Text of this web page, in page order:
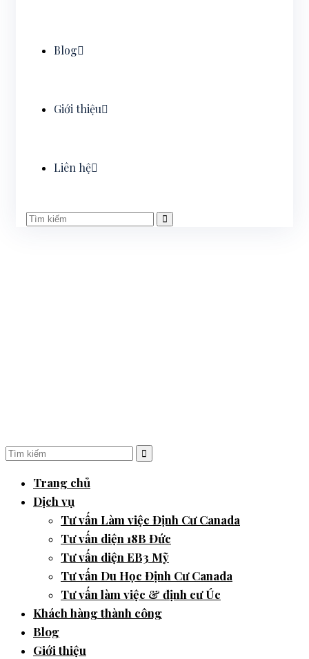
Blog
Giới thiệu
Liên hệ
Trang chủ
Dịch vụ
Tư vấn Làm việc Định Cư Canada
Tư vấn diện 18B Đức
Tư vấn diện EB3 Mỹ
Tư vấn Du Học Định Cư Canada
Tư vấn làm việc & định cư Úc
Khách hàng thành công
Blog
Giới thiệu